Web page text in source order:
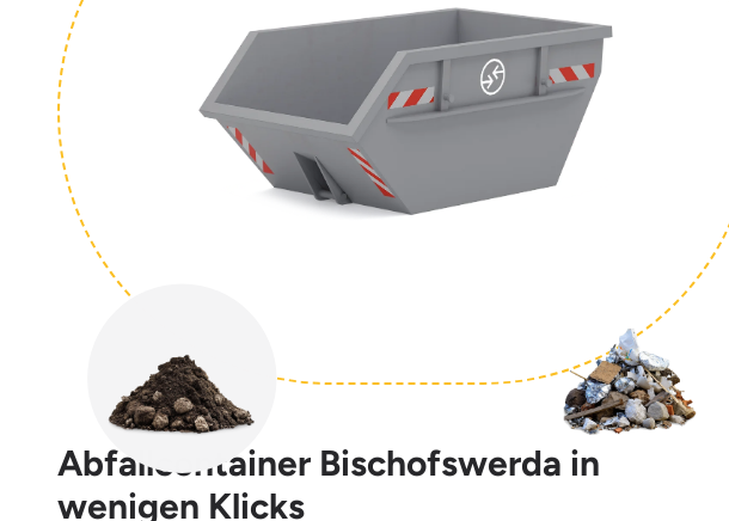
Abfallcontainer Bischofswerda in
wenigen Klicks